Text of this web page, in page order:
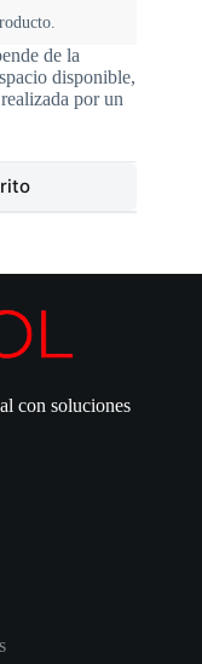
de la
disponible,
por un
con soluciones